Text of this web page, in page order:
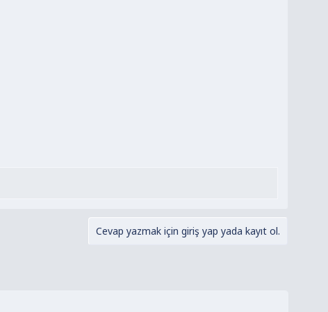
Cevap yazmak için giriş yap yada kayıt ol.